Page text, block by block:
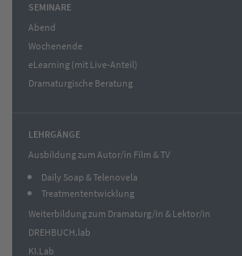
SEMINARE
Abend
Wochenende
eLearning (mit Live-Anteil)
Dramaturgische Beratung
LEHRGÄNGE
Ausbildung zum Autor/in Film & TV
Daily Soap & Telenovela
Treatmententwicklung
Weiterbildung zum Dramaturg/in & Lektor/in
DREHBUCH.lab
KI.Lab